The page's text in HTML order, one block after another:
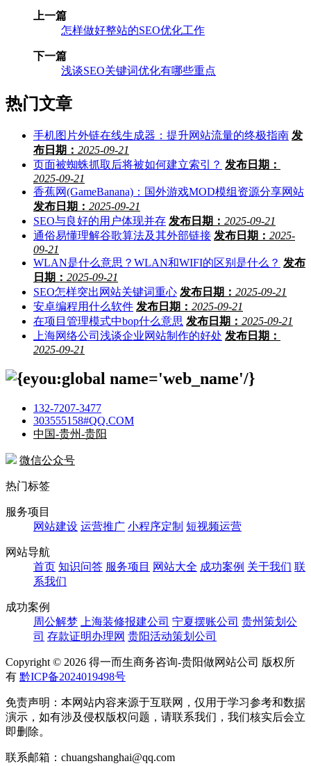
上一篇
怎样做好整站的SEO优化工作
下一篇
浅谈SEO关键词优化有哪些重点
热门文章
手机图片外链在线生成器：提升网站流量的终极指南 发
布日期： 2025-09-21
页面被蜘蛛抓取后将被如何建立索引？ 发布日期：
2025-09-21
香蕉网(GameBanana)：国外游戏MOD模组资源分享网站
发布日期： 2025-09-21
SEO与良好的用户体现并存 发布日期： 2025-09-21
通俗易懂理解谷歌算法及其外部链接 发布日期： 2025-
09-21
WLAN是什么意思？WLAN和WIFI的区别是什么？ 发布
日期： 2025-09-21
SEO怎样突出网站关键词重心 发布日期： 2025-09-21
安卓编程用什么软件 发布日期： 2025-09-21
在项目管理模式中bop什么意思 发布日期： 2025-09-21
上海网络公司浅谈企业网站制作的好处 发布日期：
2025-09-21
132-7207-3477
303555158#QQ.COM
中国-贵州-贵阳
微信公众号
热门标签
服务项目
网站建设 运营推广 小程序定制 短视频运营
网站导航
首页 知识问答 服务项目 网站大全 成功案例 关于我们 联
系我们
成功案例
周公解梦
上海装修报建公司 宁夏摆账公司 贵州策划公
司 存款证明办理网 贵阳活动策划公司
Copyright © 2026 得一而生商务咨询-贵阳做网站公司 版权所
有 黔ICP备2024019498号
免责声明：本网站内容来源于互联网，仅用于学习参考和数据
演示，如有涉及侵权版权问题，请联系我们，我们核实后会立
即删除。
联系邮箱：chuangshanghai@qq.com